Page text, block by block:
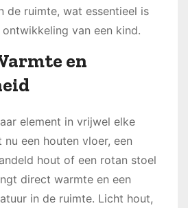
de ruimte, wat essentieel is
van een kind.
en
element in vrijwel elke
een houten vloer, een
hout of een rotan stoel
direct warmte en een
in de ruimte. Licht hout,